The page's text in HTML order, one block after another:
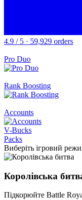
4.9 / 5 · 59,929 orders
Pro Duo
Rank Boosting
Accounts
V-Bucks
Packs
Виберіть ігровий
Королівська
Підкорюйте Battle